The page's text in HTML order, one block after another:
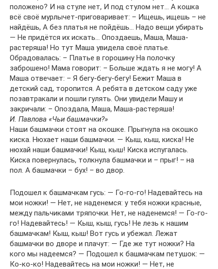
положено? И на стуле нет, И под стулом нет… А кошка
всё своё мурлычет-приговаривает: – Ищешь, ищешь – не
найдёшь, А без платья не пойдёшь… Надо вещи убирать
— Не придётся их искать… Опоздаешь, Маша, Маша-
растеряша! Но тут Маша увидела своё платье.
Обрадовалась: – Платье в горошину На полочку
заброшено! Мама говорит: – Больше ждать я не могу! А
Маша отвечает: – Я бегу-бегу-бегу! Бежит Маша в
детский сад, торопится. А ребята в детском саду уже
позавтракали и пошли гулять. Они увидели Машу и
закричали: – Опоздала, Маша, Маша-растеряша!
И. Павлова «Чьи башмачки?»
Наши башмачки стоят на окошке. Прыгнула на окошко
киска. Нюхает наши башмачки. — Кыш, кыш, киска! Не
нюхай наши башмачки! Кыш, кыш! Киска испугалась.
Киска повернулась, толкнула башмачки и – прыг! – на
пол. А башмачки – бух! – во двор.
Подошел к башмачкам гусь: — Го-го-го! Надевайтесь на
мои ножки! — Нет, не наденемся: у тебя ножки красные,
между пальчиками тряпочки. Нет, не наденемся! — Го-го-
го! Надевайтесь! — Кыш, кыш, гусь! Не лезь к нашим
башмачкам! Кыш, кыш! Вот гусь и убежал. Лежат
башмачки во дворе и плачут: — Где же тут ножки? На
кого мы надеемся? — Подошел к башмачкам петушок: —
Ко-ко-ко! Надевайтесь на мои ножки! — Нет, не